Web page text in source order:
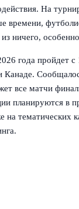
На
времени,
ничего,
года пройдет
все матчи
планируются в
на тематических